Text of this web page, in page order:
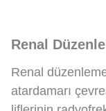
Renal
Renal
atardamarı